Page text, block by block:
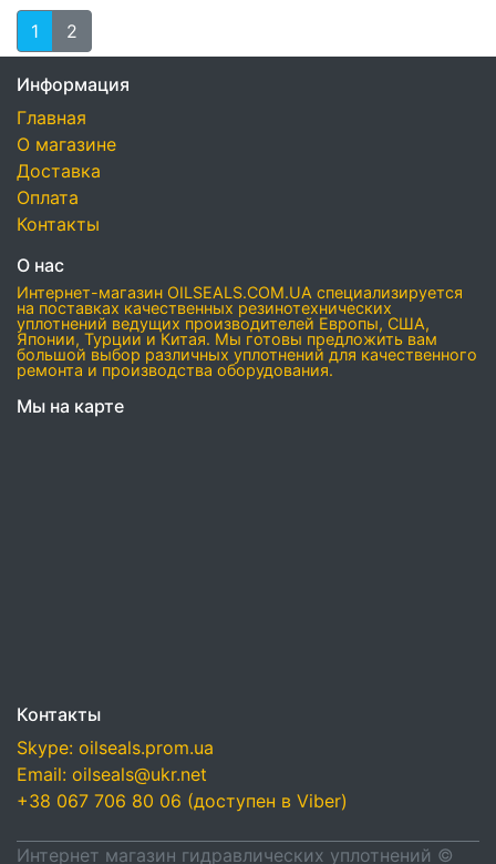
1 2
Информация
Главная
О магазине
Доставка
Оплата
Контакты
О нас
Интернет-магазин OILSEALS.COM.UA специализируется
на поставках качественных резинотехнических
уплотнений ведущих производителей Европы, США,
Японии, Турции и Китая. Мы готовы предложить вам
большой выбор различных уплотнений для качественного
ремонта и производства оборудования.
Мы на карте
Контакты
Skype: oilseals.prom.ua
Email: oilseals@ukr.net
+38 067 706 80 06 (доступен в Viber)
Интернет магазин гидравлических уплотнений ©